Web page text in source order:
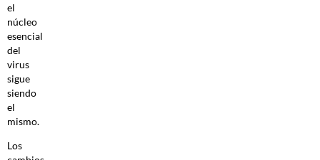
el
núcleo
esencial
del
virus
sigue
siendo
el
mismo.
Los